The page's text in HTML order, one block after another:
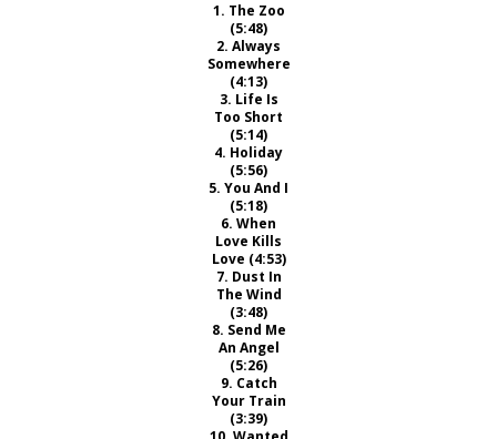
1. The Zoo
(5:48)
2. Always
Somewhere
(4:13)
3. Life Is
Too Short
(5:14)
4. Holiday
(5:56)
5. You And I
(5:18)
6. When
Love Kills
Love (4:53)
7. Dust In
The Wind
(3:48)
8. Send Me
An Angel
(5:26)
9. Catch
Your Train
(3:39)